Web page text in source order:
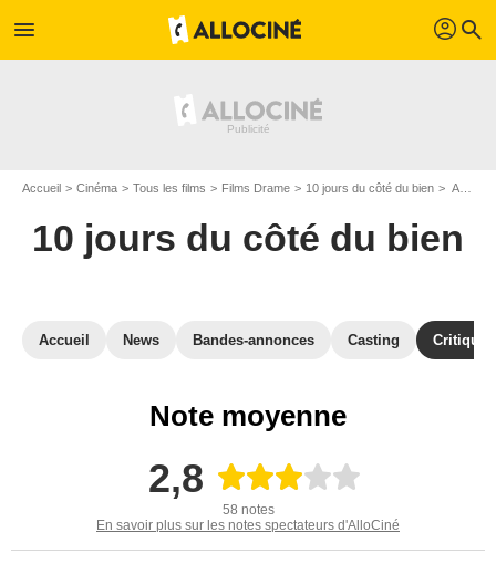
menu profil search
Accueil Cinéma Tous les films Films Drame 10 jours du côté du bien Avis sur 10 jours du côté du bien
10 jours du côté du bien
Accueil News Bandes-annonces Casting
Note moyenne
2,8
58 notes
En savoir plus sur les notes spectateurs d'AlloCiné